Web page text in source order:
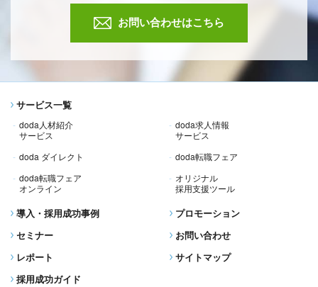
お問い合わせはこちら
サービス一覧
doda人材紹介
サービス
doda求人情報
サービス
doda ダイレクト
doda転職フェア
doda転職フェア
オンライン
オリジナル
採用支援ツール
導入・採用成功事例
セミナー
レポート
採用成功ガイド
プロモーション
お問い合わせ
サイトマップ